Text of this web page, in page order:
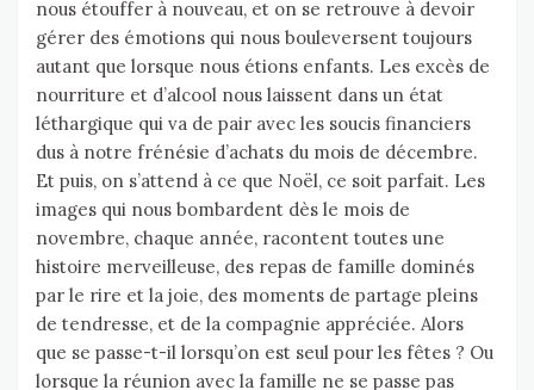
nous étouffer à nouveau, et on se retrouve à devoir
gérer des émotions qui nous bouleversent toujours
autant que lorsque nous étions enfants. Les excès de
nourriture et d’alcool nous laissent dans un état
léthargique qui va de pair avec les soucis financiers
dus à notre frénésie d’achats du mois de décembre.
Et puis, on s’attend à ce que Noël, ce soit parfait. Les
images qui nous bombardent dès le mois de
novembre, chaque année, racontent toutes une
histoire merveilleuse, des repas de famille dominés
par le rire et la joie, des moments de partage pleins
de tendresse, et de la compagnie appréciée. Alors
que se passe-t-il lorsqu’on est seul pour les fêtes ? Ou
lorsque la réunion avec la famille ne se passe pas